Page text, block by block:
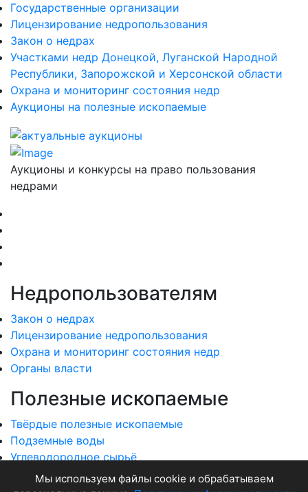
Государственные организации
Лицензирование недропользования
Закон о недрах
Участками недр Донецкой, Луганской Народной
Республики, Запорожской и Херсонской области
Охрана и мониторинг состояния недр
Аукционы на полезные ископаемые
Аукционы и конкурсы на право пользования
недрами
Недропользователям
Закон о недрах
Лицензирование недропользования
Охрана и мониторинг состояния недр
Органы власти
Полезные ископаемые
Твёрдые полезные ископаемые
Подземные воды
Углеводородное сырьё
Общераспространенные полезные ископаемые
Мы используем файлы cookie и обрабатываем